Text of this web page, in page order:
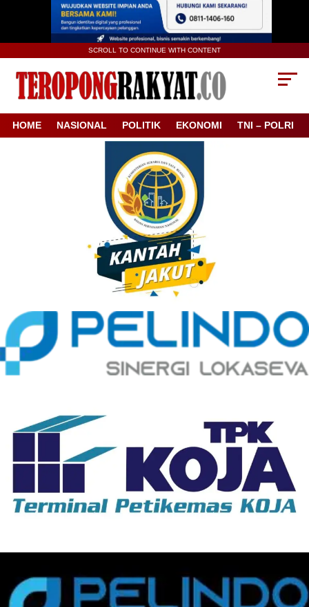
SCROLL TO CONTINUE WITH CONTENT
HOME NASIONAL POLITIK EKONOMI TNI – POLRI